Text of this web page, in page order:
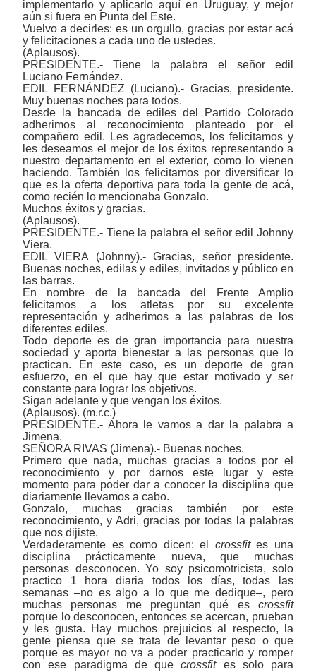
implementarlo y aplicarlo aquí en Uruguay, y mejor
aún si fuera en Punta del Este.
Vuelvo a decirles: es un orgullo, gracias por estar acá
y felicitaciones a cada uno de ustedes.
(Aplausos).
PRESIDENTE.- Tiene la palabra el señor edil
Luciano Fernández.
EDIL FERNÁNDEZ (Luciano).- Gracias, presidente.
Muy buenas noches para todos.
Desde la bancada de ediles del Partido Colorado
adherimos al reconocimiento planteado por el
compañero edil. Les agradecemos, los felicitamos y
les deseamos el mejor de los éxitos representando a
nuestro departamento en el exterior, como lo vienen
haciendo. También los felicitamos por diversificar lo
que es la oferta deportiva para toda la gente de acá,
como recién lo mencionaba Gonzalo.
Muchos éxitos y gracias.
(Aplausos).
PRESIDENTE.- Tiene la palabra el señor edil Johnny
Viera.
EDIL VIERA (Johnny).- Gracias, señor presidente.
Buenas noches, edilas y ediles, invitados y público en
las barras.
En nombre de la bancada del Frente Amplio
felicitamos a los atletas por su excelente
representación y adherimos a las palabras de los
diferentes ediles.
Todo deporte es de gran importancia para nuestra
sociedad y aporta bienestar a las personas que lo
practican. En este caso, es un deporte de gran
esfuerzo, en el que hay que estar motivado y ser
constante para lograr los objetivos.
Sigan adelante y que vengan los éxitos.
(Aplausos). (m.r.c.)
PRESIDENTE.- Ahora le vamos a dar la palabra a
Jimena.
SEÑORA RIVAS (Jimena).- Buenas noches.
Primero que nada, muchas gracias a todos por el
reconocimiento y por darnos este lugar y este
momento para poder dar a conocer la disciplina que
diariamente llevamos a cabo.
Gonzalo, muchas gracias también por este
reconocimiento, y Adri, gracias por todas la palabras
que nos dijiste.
Verdaderamente es como dicen: el crossfites una
disciplina prácticamente nueva, que muchas
personas desconocen. Yo soy psicomotricista, solo
practico 1 hora diaria todos los días, todas las
semanas ‒no es algo a lo que me dedique‒, pero
muchas personas me preguntan qué es crossfit
porque lo desconocen, entonces se acercan, prueban
y les gusta. Hay muchos prejuicios al respecto, la
gente piensa que se trata de levantar peso o que
porque es mayor no va a poder practicarlo y romper
con ese paradigma de quecrossfites solo para